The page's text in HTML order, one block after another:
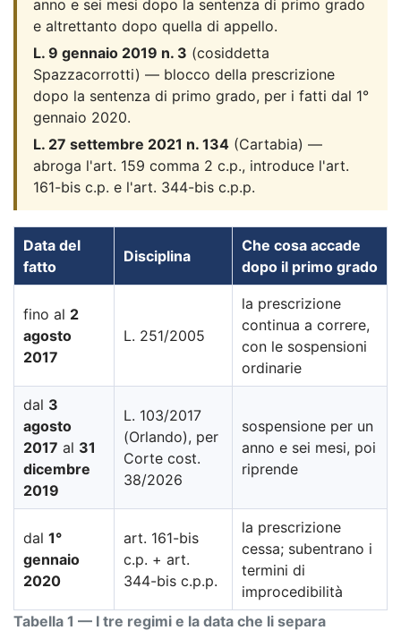
anno e sei mesi dopo la sentenza di primo grado
e altrettanto dopo quella di appello.
L. 9 gennaio 2019 n. 3 (cosiddetta
Spazzacorrotti) — blocco della prescrizione
dopo la sentenza di primo grado, per i fatti dal 1°
gennaio 2020.
L. 27 settembre 2021 n. 134 (Cartabia) —
abroga l'art. 159 comma 2 c.p., introduce l'art.
161-bis c.p. e l'art. 344-bis c.p.p.
Tabella 1 — I tre regimi e la data che li separa
Data del
fatto
Disciplina
Che cosa accade
dopo il primo grado
fino al 2
agosto
2017
L. 251/2005
la prescrizione
continua a correre,
con le sospensioni
ordinarie
dal 3
agosto
2017 al 31
dicembre
2019
L. 103/2017
(Orlando), per
Corte cost.
38/2026
sospensione per un
anno e sei mesi, poi
riprende
dal 1°
gennaio
2020
art. 161-bis
c.p. + art.
344-bis c.p.p.
la prescrizione
cessa; subentrano i
termini di
improcedibilità